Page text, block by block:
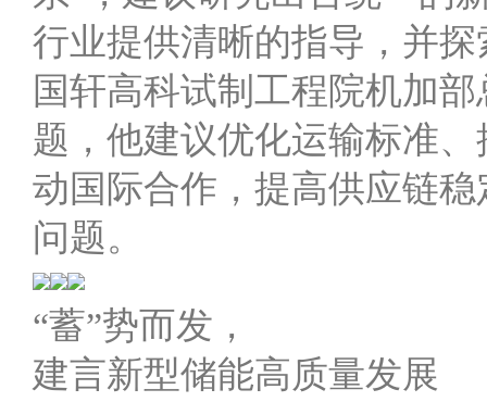
行业提供清晰的指导，并
国轩高科试制工程院机加
题，他建议优化运输标准
动国际合作，提高供应链
问题。
“蓄”势而发，
建言新型储能高质量发展